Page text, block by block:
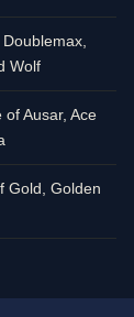
Wolf
of Ausar, Ace
Gold, Golden